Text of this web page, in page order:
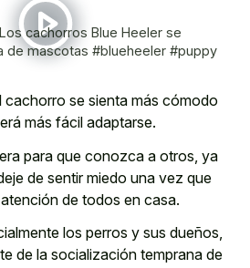
Los cachorros Blue Heeler se
de mascotas #blueheeler #puppy
cachorro se sienta más cómodo
más fácil adaptarse.
para que conozca a otros, ya
de sentir miedo una vez que
de todos en casa.
los perros y sus dueños,
de la socialización temprana de